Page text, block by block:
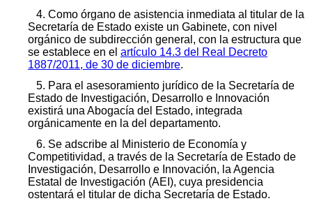
4. Como órgano de asistencia inmediata al titular de la
Secretaría de Estado existe un Gabinete, con nivel
orgánico de subdirección general, con la estructura que
se establece en el artículo 14.3 del Real Decreto
1887/2011, de 30 de diciembre.
5. Para el asesoramiento jurídico de la Secretaría de
Estado de Investigación, Desarrollo e Innovación
existirá una Abogacía del Estado, integrada
orgánicamente en la del departamento.
6. Se adscribe al Ministerio de Economía y
Competitividad, a través de la Secretaría de Estado de
Investigación, Desarrollo e Innovación, la Agencia
Estatal de Investigación (AEI), cuya presidencia
ostentará el titular de dicha Secretaría de Estado.